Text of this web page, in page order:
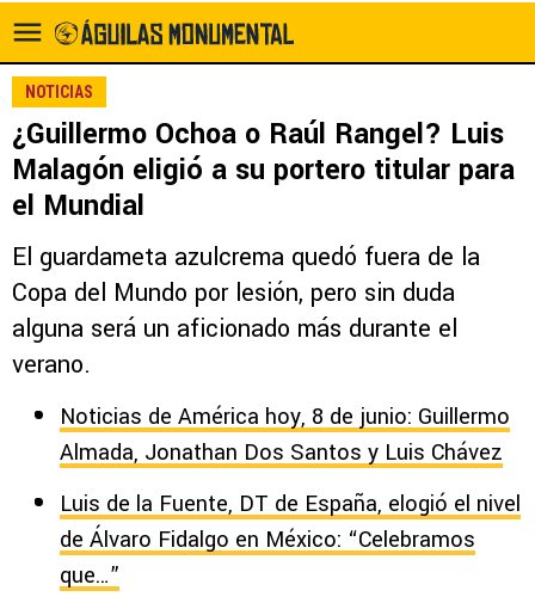
NOTICIAS
¿Guillermo Ochoa o Raúl Rangel? Luis
Malagón eligió a su portero titular para
el Mundial
El guardameta azulcrema quedó fuera de la
Copa del Mundo por lesión, pero sin duda
alguna será un aficionado más durante el
verano.
Noticias de América hoy, 8 de junio: Guillermo
Almada, Jonathan Dos Santos y Luis Chávez
Luis de la Fuente, DT de España, elogió el nivel
de Álvaro Fidalgo en México: “Celebramos
que…”